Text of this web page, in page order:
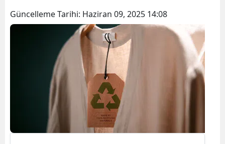
Güncelleme Tarihi: Haziran 09, 2025 14:08